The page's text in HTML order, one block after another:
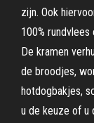
zijn. Ook
100%
De kramen
de broodjes,
hotdogbakjes,
u de keuze of